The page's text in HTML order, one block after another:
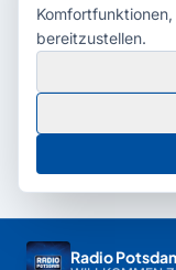
Radio
© 2026 Radio
bereitzustellen.